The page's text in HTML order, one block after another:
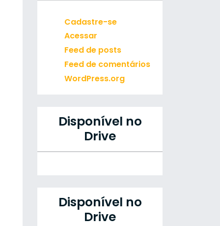
Cadastre-se
Acessar
Feed de posts
Feed de comentários
WordPress.org
Disponível no
Drive
Disponível no
Drive